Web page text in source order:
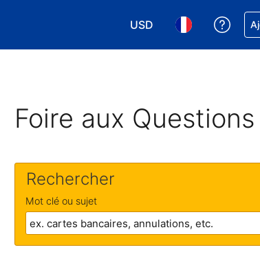
USD
Choisissez votre
Choisissez
Foire aux Questions
Rechercher
Mot clé ou sujet